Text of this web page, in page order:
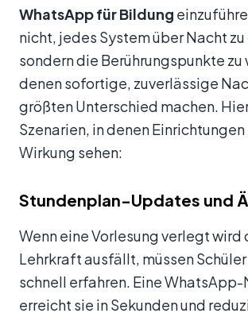
WhatsApp für Bildung
nicht, jedes System über Nacht
sondern die Berührungspunkte zu
denen sofortige, zuverlässige
größten Unterschied machen.
Szenarien, in denen
Wirkung sehen:
Stundenplan-Updates und
Wenn eine Vorlesung verlegt wird
Lehrkraft ausfällt, müssen Schüler
schnell erfahren. Eine
erreicht sie in Sekunden und